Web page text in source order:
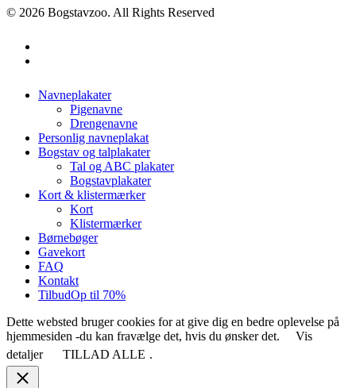
© 2026 Bogstavzoo. All Rights Reserved
Close
Navneplakater
Pigenavne
Drengenavne
Personlig navneplakat
Bogstav og talplakater
Tal og ABC plakater
Bogstavplakater
Kort & klistermærker
Kort
Klistermærker
Børnebøger
Gavekort
FAQ
Kontakt
TilbudOp til 70%
Dette websted bruger cookies for at give dig en bedre oplevelse på
hjemmesiden -du kan fravælge det, hvis du ønsker det.
Vis
detaljer
TILLAD ALLE .